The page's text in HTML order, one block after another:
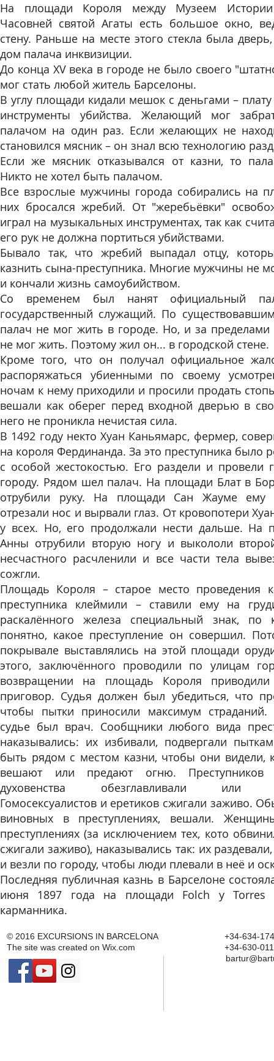
На площади Короля между Музеем
Часовней святой Агаты есть большое окно,
стену. Раньше на месте этого стекла была
дом палача инквизиции.
До конца XV века в городе не было своего
мог стать любой житель Барселоны.
В углу площади кидали мешок с деньгами – плату
инструменты убийства. Желающий мог
палачом на один раз. Если желающих не
становился мясник – он знал всю технологию
Если же мясник отказывался от казни, то
Никто не хотел быть палачом.
Все взрослые мужчины города собирались на
них бросался жребий. От "жеребьёвки"
играл на музыкальных инструментах, так как
его рук не должна портиться убийствами.
Бывало так, что жребий выпадал отцу,
казнить сына-преступника. Многие мужчины не
и кончали жизнь самоубийством.
Со временем был нанят официальный
государственный служащий. По
палач не мог жить в городе. Но, и за пределами
не мог жить. Поэтому жил он... в городской стене.
Кроме того, что он получал официальное
распоряжаться убиенными по своему
ночам к нему приходили и просили продать
вешали как оберег перед входной дверью в
него не проникла нечистая сила.
В 1492 году некто Хуан Каньямарс, фермер,
на короля Фердинанда. За это преступника было
с особой жестокостью. Его раздели и провели
городу. Рядом шел палач. На площади Блат в
отрубили руку. На площади Сан Жауме ему
отрезали нос и вырвали глаз. От кровопотери
у всех. Но, его продолжали нести дальше. На
Анны отрубили вторую ногу и выкололи
несчастного расчленили и все части тела
сожгли.
Площадь Короля – старое место проведения
преступника клеймили – ставили ему на
раскалённого железа специальный знак, по
понятно, какое преступление он совершил.
покрывале выставлялись на этой площади
этого, заключённого проводили по улицам
возвращении на площадь Короля
приговор. Судья должен был убедиться, что
чтобы пытки приносили максимум
судье был врач. Сообщники любого вида
наказывались: их избивали, подвергали
быть рядом с местом казни, чтобы они видели,
вешают или предают огню.
духовенства обезглавливали или
Гомосексуалистов и еретиков сжигали заживо.
виновных в преступлениях, вешали.
преступлениях (за исключением тех, кото
сжигали заживо), наказывались так: их
и везли по городу, чтобы люди плевали в неё и
Последняя публичная казнь в Барселоне
июня 1897 года на площади Folch y Torres
карманника.
© 2016 EXCURSIONS IN BARCELONA
The site was created on Wix.com
+34-634-
+34-630-